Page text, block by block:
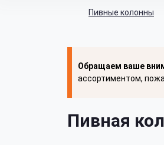
Пивные колонны
Обращаем ваше
ассортиментом,
Пивная